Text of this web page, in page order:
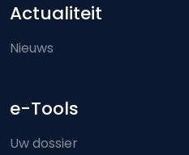
Actualiteit
Nieuws
e-Tools
Uw dossier